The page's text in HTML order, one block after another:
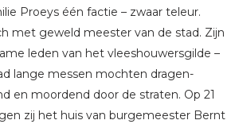
Proeys één factie – zwaar teleur.
met geweld meester van de stad. Zijn
leden van het vleeshouwersgilde –
lange messen mochten dragen-
en moordend door de straten. Op 21
zij het huis van burgemeester Bernt